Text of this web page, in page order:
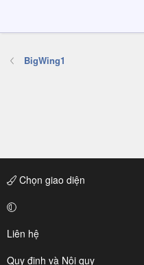
BigWing1
Chọn giao diện
Liên hệ
Quy định và Nội quy